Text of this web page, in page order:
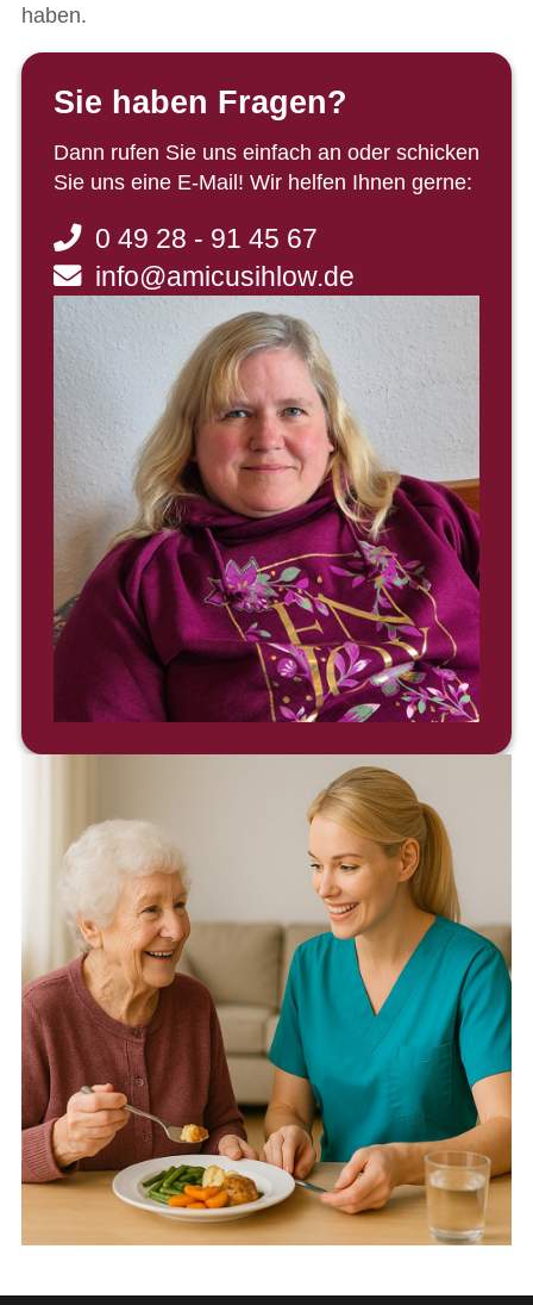
haben.
Sie haben Fragen?
Dann rufen Sie uns einfach an oder schicken
Sie uns eine E-Mail! Wir helfen Ihnen gerne:
0 49 28 - 91 45 67
info@amicusihlow.de